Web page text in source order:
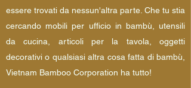
essere trovati da nessun'altra parte. Che tu stia
cercando mobili per ufficio in bambù, utensili
da cucina, articoli per la tavola, oggetti
decorativi o qualsiasi altra cosa fatta di bambù,
Vietnam Bamboo Corporation ha tutto!